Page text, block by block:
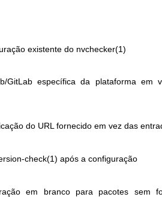
existente do nvchecker(1)
GitLab específica da plataforma em
do URL fornecido em vez das
check(1) após a configuração
em branco para pacotes sem